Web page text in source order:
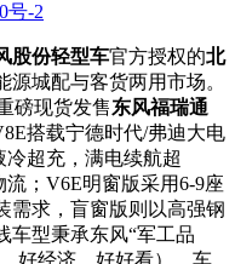
号-2
股份轻型车官方授权的北
源城配与客货两用市场。
磅现货发售东风福瑞通
搭载宁德时代/弗迪大电
冷超充，满电续航超
；V6E明窗版采用6-9座
需求，盲窗版则以高强钢
车型秉承东风“军工品